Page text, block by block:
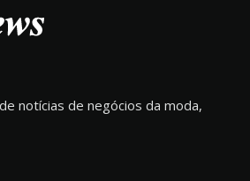
notícias de negócios da moda,